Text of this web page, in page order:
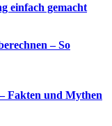
einfach gemacht
– So
Fakten und Mythen